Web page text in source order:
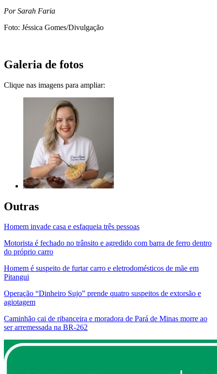
Por Sarah Faria
Foto: Jéssica Gomes/Divulgação
Galeria de fotos
Clique nas imagens para ampliar:
Outras
Homem invade casa e esfaqueia três pessoas
Motorista é fechado no trânsito e agredido com barra de ferro dentro
do próprio carro
Homem é suspeito de furtar carro e eletrodomésticos de mãe em
Pitangui
Operação “Dinheiro Sujo” prende quatro suspeitos de extorsão e
agiotagem
Caminhão cai de ribanceira e moradora de Pará de Minas morre ao
ser arremessada na BR-262